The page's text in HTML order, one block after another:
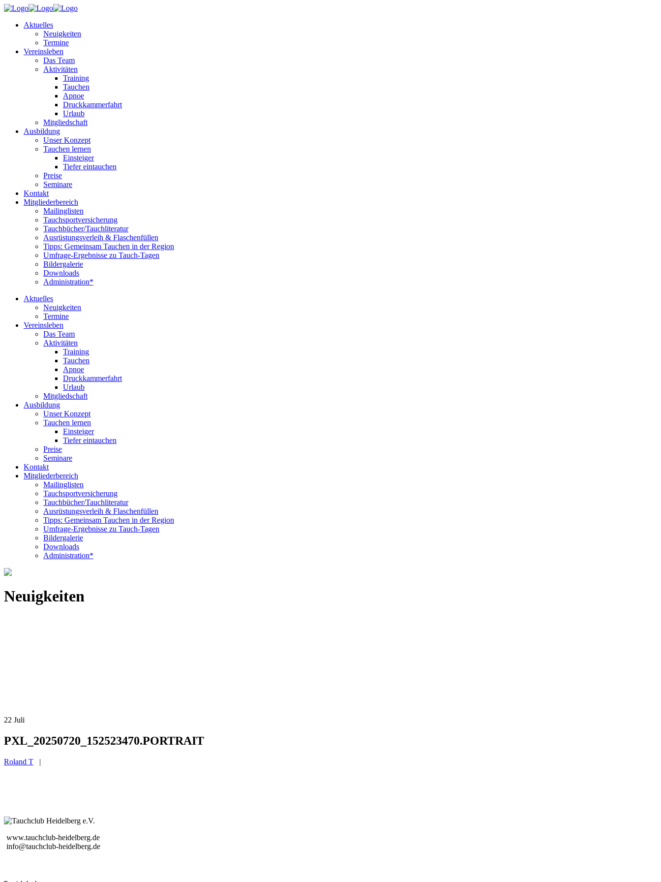
Aktuelles
Neuigkeiten
Termine
Vereinsleben
Das Team
Aktivitäten
Training
Tauchen
Apnoe
Druckkammerfahrt
Urlaub
Mitgliedschaft
Ausbildung
Unser Konzept
Tauchen lernen
Einsteiger
Tiefer eintauchen
Preise
Seminare
Kontakt
Mitgliederbereich
Mailinglisten
Tauchsportversicherung
Tauchbücher/Tauchliteratur
Ausrüstungsverleih & Flaschenfüllen
Tipps: Gemeinsam Tauchen in der Region
Umfrage-Ergebnisse zu Tauch-Tagen
Bildergalerie
Downloads
Administration*
Aktuelles
Neuigkeiten
Termine
Vereinsleben
Das Team
Aktivitäten
Training
Tauchen
Apnoe
Druckkammerfahrt
Urlaub
Mitgliedschaft
Ausbildung
Unser Konzept
Tauchen lernen
Einsteiger
Tiefer eintauchen
Preise
Seminare
Kontakt
Mitgliederbereich
Mailinglisten
Tauchsportversicherung
Tauchbücher/Tauchliteratur
Ausrüstungsverleih & Flaschenfüllen
Tipps: Gemeinsam Tauchen in der Region
Umfrage-Ergebnisse zu Tauch-Tagen
Bildergalerie
Downloads
Administration*
Neuigkeiten
22 Juli
PXL_20250720_152523470.PORTRAIT
Roland T |
www.tauchclub-heidelberg.de
info@tauchclub-heidelberg.de